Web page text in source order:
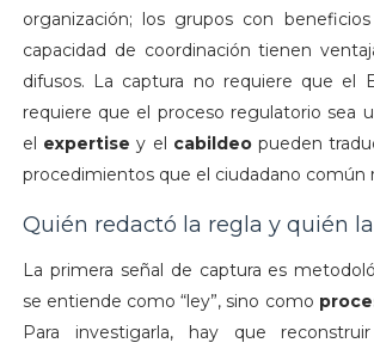
organización; los grupos con
capacidad de coordinación tienen
difusos. La captura no requiere que el
requiere que el proceso regulatorio sea
el expertise y el cabildeopueden
procedimientos que el ciudadano común
Quién redactó la regla y quién
La primera señal de captura es
se entiende como “ley”, sino como
Para investigarla, hay que